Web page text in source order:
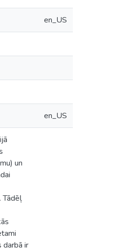
en_US
en_US
un
Tādēļ
darbā ir